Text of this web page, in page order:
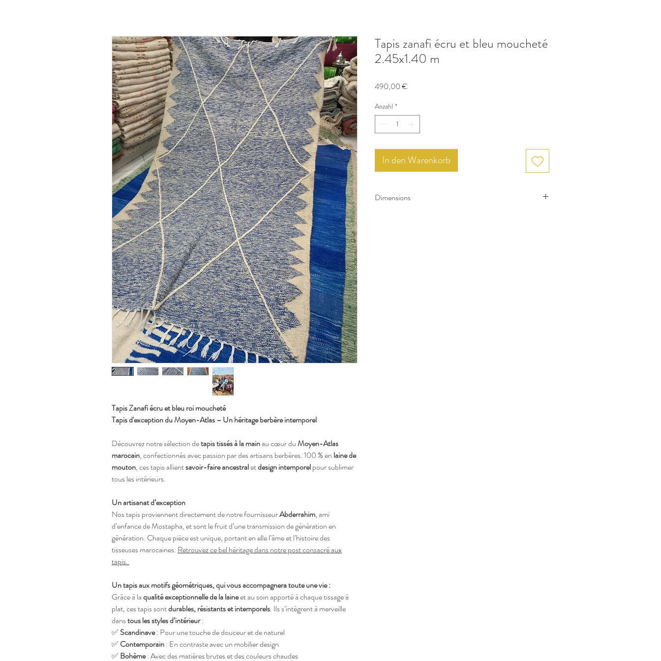
Tapis Zanafi écru et bleu roi moucheté
Tapis d'exception du Moyen-Atlas – Un héritage berbère intemporel
Découvrez notre sélection detapis tissés à la mainau cœur duMoyen-Atlas
marocain, confectionnés avec passion par des artisans berbères. 100 % en laine de
mouton, ces tapis allientsavoir-faire ancestraletdesign intemporelpour sublimer
tous les intérieurs.
Un artisanat d’exception
Nos tapis proviennent directement de notre fournisseurAbderrahim, ami
d’enfance de Mostapha, et sont le fruit d’une transmission de génération en
génération. Chaque pièce est unique, portant en elle l’âme et l’histoire des
tisseuses marocaines. Retrouvez ce bel héritage dans notre post consacré aux
tapis.
Un tapis aux motifs géométriques, qui vous accompagnera toute une vie :
Grâce à laqualité exceptionnelle de la laineet au soin apporté à chaque tissage à
plat, ces tapis sontdurables, résistants et intemporels. Ils s’intègrent à merveille
danstous les styles d’intérieur:
✅ Scandinave: Pour une touche de douceur et de naturel
✅ Contemporain: En contraste avec un mobilier design
✅ Bohème: Avec des matières brutes et des couleurs chaudes
Tapis zanafi écru et bleu moucheté
2.45x1.40 m
490,00 €
Anzahl *
In den Warenkorb
Dimensions